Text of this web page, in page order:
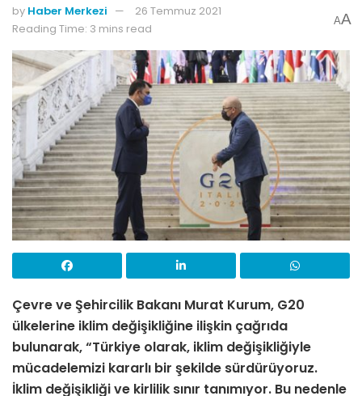
by Haber Merkezi
26 Temmuz 2021
Reading Time: 3 mins read
AA
Çevre ve Şehircilik Bakanı Murat Kurum, G20
ülkelerine iklim değişikliğine ilişkin çağrıda
bulunarak, “Türkiye olarak, iklim değişikliğiyle
mücadelemizi kararlı bir şekilde sürdürüyoruz.
İklim değişikliği ve kirlilik sınır tanımıyor. Bu nedenle